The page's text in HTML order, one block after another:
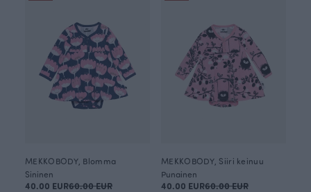
MEKKOBODY, Blomma
Sininen
40.00 EUR60.00 EUR
MEKKOBODY, Siiri keinuu
Punainen
40.00 EUR60.00 EUR